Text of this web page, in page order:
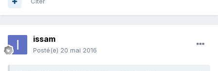
issam
Posté(e) 20 mai 2016